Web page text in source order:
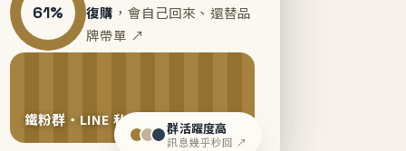
61%
復購 ，會自己回來、還替品
牌帶單 ↗
鐵粉群・LINE 私域運營中群活躍度高
訊息幾乎秒回 ↗